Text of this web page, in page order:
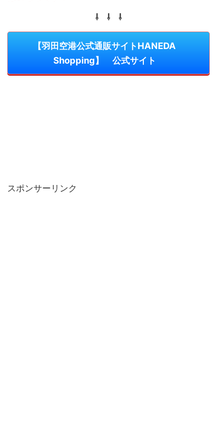
⇩ ⇩ ⇩
【羽田空港公式通販サイトHANEDA
Shopping】 公式サイト
スポンサーリンク